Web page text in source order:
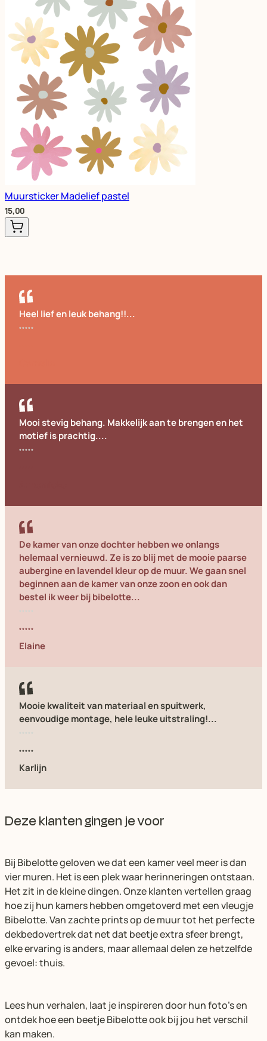
Muursticker Madelief pastel
15,00
Heel lief en leuk behang!!...
Mooi stevig behang. Makkelijk aan te brengen en het
motief is prachtig....
De kamer van onze dochter hebben we onlangs
helemaal vernieuwd. Ze is zo blij met de mooie paarse
aubergine en lavendel kleur op de muur. We gaan snel
beginnen aan de kamer van onze zoon en ook dan
bestel ik weer bij bibelotte...
Elaine
Mooie kwaliteit van materiaal en spuitwerk,
eenvoudige montage, hele leuke uitstraling!...
Karlijn
Deze klanten gingen je voor
Bij Bibelotte geloven we dat een kamer veel meer is dan
vier muren. Het is een plek waar herinneringen ontstaan.
Het zit in de kleine dingen. Onze klanten vertellen graag
hoe zij hun kamers hebben omgetoverd met een vleugje
Bibelotte. Van zachte prints op de muur tot het perfecte
dekbedovertrek dat net dat beetje extra sfeer brengt,
elke ervaring is anders, maar allemaal delen ze hetzelfde
gevoel: thuis.
Lees hun verhalen, laat je inspireren door hun foto’s en
ontdek hoe een beetje Bibelotte ook bij jou het verschil
kan maken.